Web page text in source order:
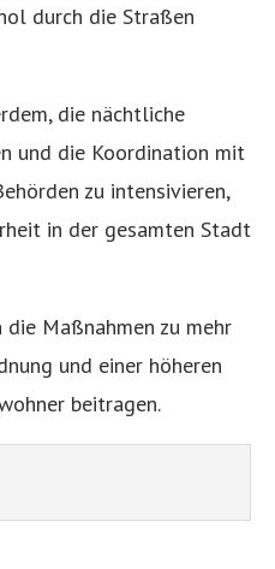
durch die Straßen
die nächtliche
und die Koordination mit
zu intensivieren,
in der gesamten Stadt
Maßnahmen zu mehr
und einer höheren
beitragen.